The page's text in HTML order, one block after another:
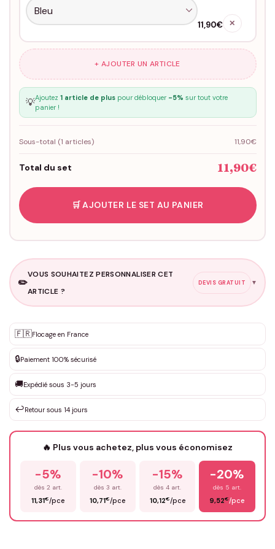
11,90€ ✕
+ AJOUTER UN ARTICLE
💡Ajoutez 1 article de pluspour débloquer -5% sur tout votre
panier !
Sous-total (1 articles) 11,90€
Total du set 11,90€
🛒 AJOUTER LE SET AU PANIER
✏️
VOUS SOUHAITEZ PERSONNALISER CET
ARTICLE ?
DEVIS GRATUIT ▼
✨ Personnalisation sur mesure
DEVIS GRATUIT · Personnalisation de 3 à 10€ selon la demande
Que souhaitez-vous ?*
Votre texte / idée*
Prénom*
🇫🇷Flocage en France
🔒Paiement 100% sécurisé
🚚Expédié sous 3-5 jours
↩️Retour sous 14 jours
🔥 Plus vous achetez, plus vous économisez
-5%
dès 2 art.
11,31€/pce
-10%
dès 3 art.
10,71€/pce
-15%
dès 4 art.
10,12€/pce
-20%
dès 5 art.
9,52€/pce